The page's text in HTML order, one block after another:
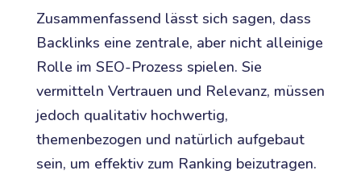
Zusammenfassend lässt sich sagen, dass
Backlinks eine zentrale, aber nicht alleinige
Rolle im SEO-Prozess spielen. Sie
vermitteln Vertrauen und Relevanz, müssen
jedoch qualitativ hochwertig,
themenbezogen und natürlich aufgebaut
sein, um effektiv zum Ranking beizutragen.